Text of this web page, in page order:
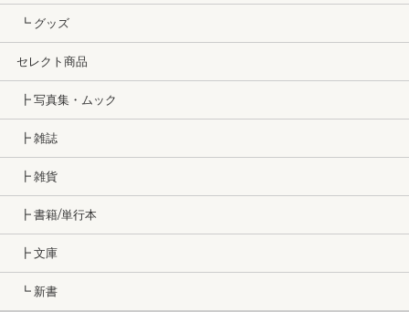
┗ グッズ
セレクト商品
┣ 写真集・ムック
┣ 雑誌
┣ 雑貨
┣ 書籍/単行本
┣ 文庫
┗ 新書